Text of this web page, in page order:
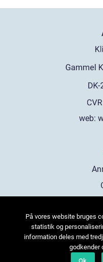
web:
På vores website bruges
statistik og
information deles med
godkender